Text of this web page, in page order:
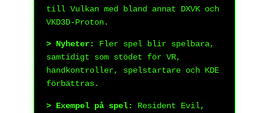
till Vulkan med bland annat DXVK och
VKD3D-Proton.
> Nyheter:
Fler spel blir spelbara,
samtidigt som stödet för VR,
handkontroller, spelstartare och KDE
förbättras.
> Exempel på spel:
Resident Evil,